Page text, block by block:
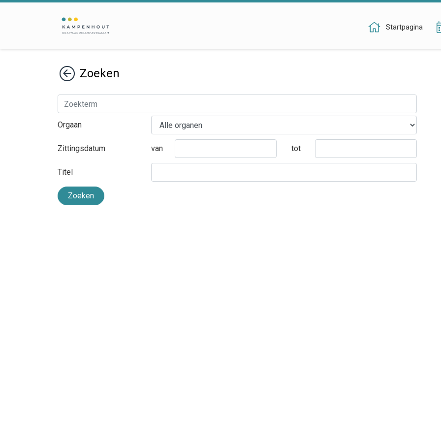
Startpagina
TerugZoeken
Orgaan
Zittingsdatum van tot
Titel
Zoeken